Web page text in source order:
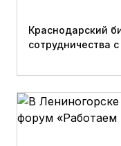
Краснодарский
сотрудничества